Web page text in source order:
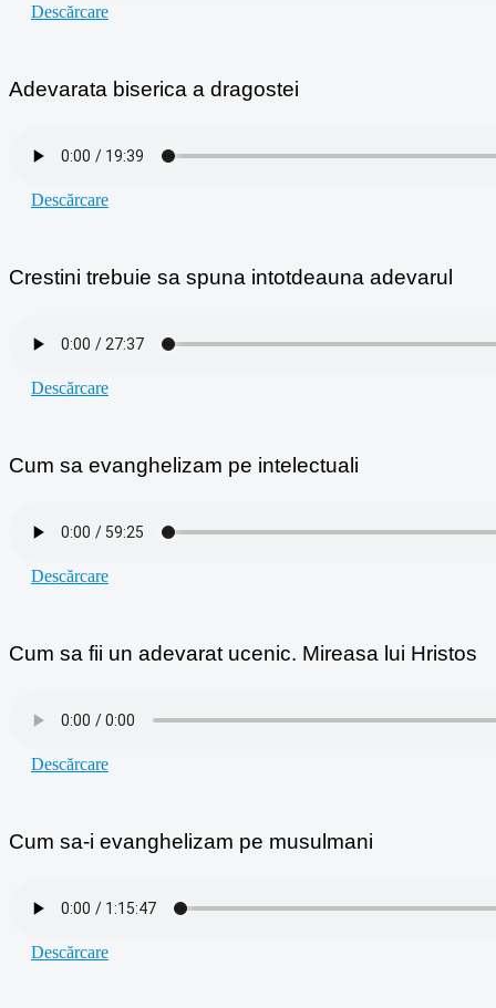
Descărcare
Adevarata biserica a dragostei
Descărcare
Crestini trebuie sa spuna intotdeauna adevarul
Descărcare
Cum sa evanghelizam pe intelectuali
Descărcare
Cum sa fii un adevarat ucenic. Mireasa lui Hristos
Descărcare
Cum sa-i evanghelizam pe musulmani
Descărcare